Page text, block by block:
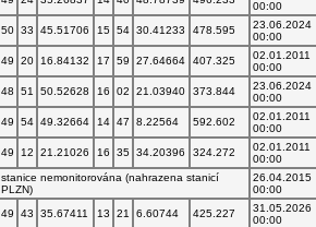
00:00
50 33 45.51706 15 54 30.41233 478.595
23.06.2024
00:00
49 20 16.84132 17 59 27.64664 407.325
02.01.2011
00:00
48 51 50.52628 16 02 21.03940 373.844
23.06.2024
00:00
49 54 49.32664 14 47 8.22564 592.602
02.01.2011
00:00
49 12 21.21026 16 35 34.20396 324.272
02.01.2011
00:00
stanice nemonitorována (nahrazena stanicí
PLZN)
26.04.2015
00:00
49 43 35.67411 13 21 6.60744 425.227
31.05.2026
00:00